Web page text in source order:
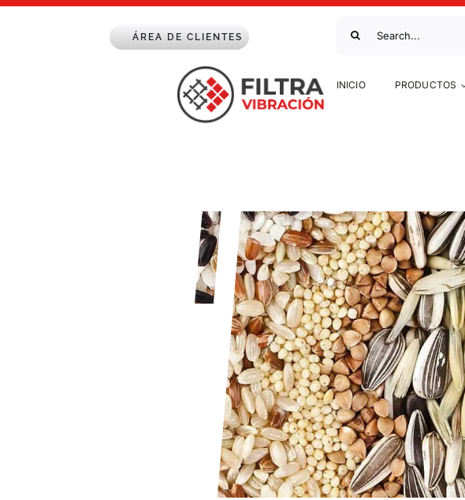
Saltar
ÁREA DE CLIENTES
INICIO PRODUCTOS